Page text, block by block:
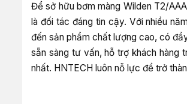
Để sở hữu bơm màng Wilden T2/
là đối tác đáng tin cậy. Với nhiều
đến sản phẩm chất lượng cao, có
sẵn sàng tư vấn, hỗ trợ khách hàng
nhất. HNTECH luôn nỗ lực để trở